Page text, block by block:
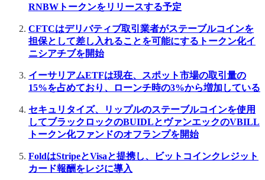
RNBWトークンをリリースする予定
CFTCはデリバティブ取引業者がステーブルコインを
担保として差し入れることを可能にするトークン化イ
ニシアチブを開始
イーサリアムETFは現在、スポット市場の取引量の
15%を占めており、ローンチ時の3%から増加している
セキュリタイズ、リップルのステーブルコインを使用
してブラックロックのBUIDLとヴァンエックのVBILL
トークン化ファンドのオフランプを開始
FoldはStripeとVisaと提携し、ビットコインクレジット
カード報酬をレジに導入